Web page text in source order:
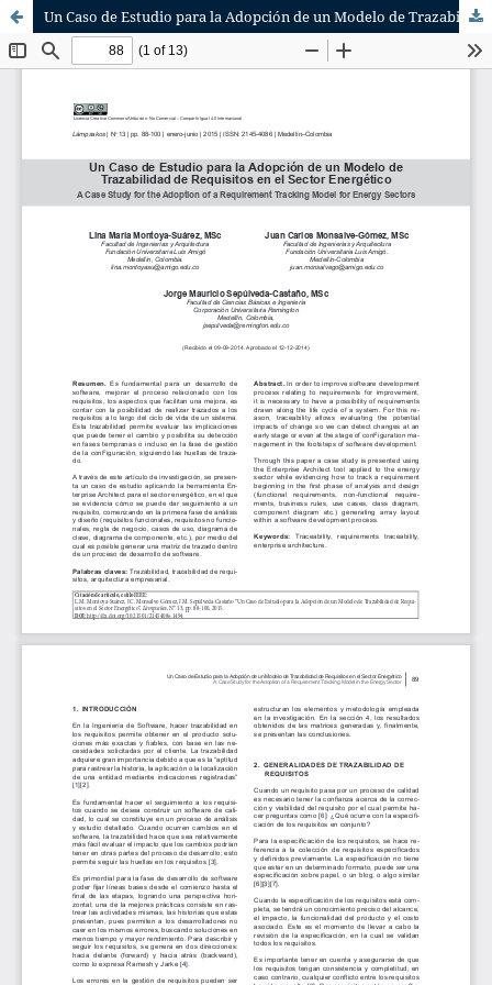
Un Caso de Estudio para la Adopción de un Modelo de Trazabilidad de Requisitos en el Sector Energético